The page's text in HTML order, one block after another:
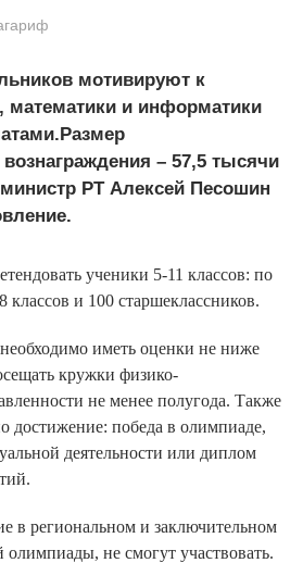
мотивируют к
математики и информатики
– 57,5 тысячи
РТ Алексей Песошин
ученики 5-11 классов: по
классов и 100 старшеклассников.
иметь оценки не ниже
кружки физико-
не менее полугода. Также
достижение: победа в олимпиаде,
деятельности или диплом
в региональном и заключительном
олимпиады, не смогут участвовать.